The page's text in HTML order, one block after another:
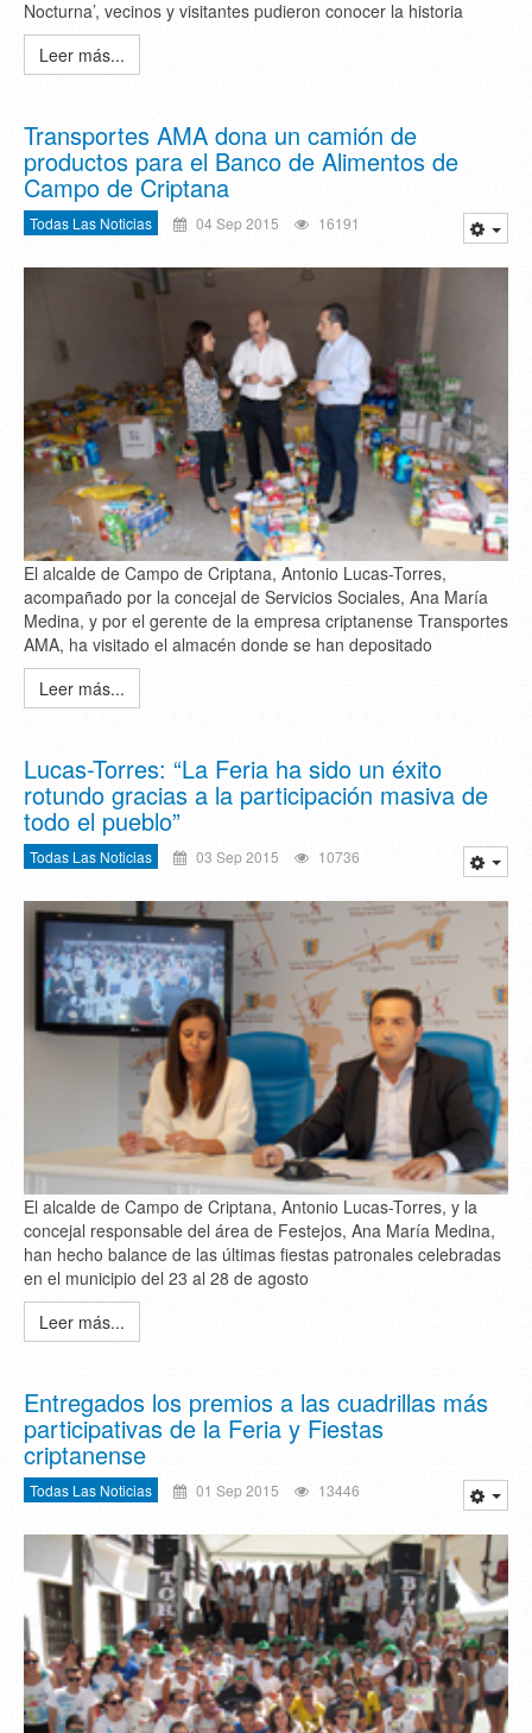
Nocturna’, vecinos y visitantes pudieron conocer la historia
Leer más...
Transportes AMA dona un camión de
productos para el Banco de Alimentos de
Campo de Criptana
Todas Las Noticias 04 Sep 2015 16191
El alcalde de Campo de Criptana, Antonio Lucas-Torres,
acompañado por la concejal de Servicios Sociales, Ana María
Medina, y por el gerente de la empresa criptanense Transportes
AMA, ha visitado el almacén donde se han depositado
Leer más...
Lucas-Torres: “La Feria ha sido un éxito
rotundo gracias a la participación masiva de
todo el pueblo”
Todas Las Noticias 03 Sep 2015 10736
El alcalde de Campo de Criptana, Antonio Lucas-Torres, y la
concejal responsable del área de Festejos, Ana María Medina,
han hecho balance de las últimas fiestas patronales celebradas
en el municipio del 23 al 28 de agosto
Leer más...
Entregados los premios a las cuadrillas más
participativas de la Feria y Fiestas
criptanense
Todas Las Noticias 01 Sep 2015 13446